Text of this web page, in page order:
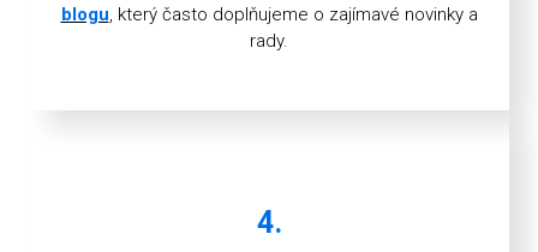
blogu, který často doplňujeme o zajímavé novinky a
rady.
4.